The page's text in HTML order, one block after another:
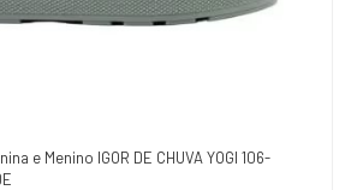
e Menino IGOR DE CHUVA YOGI 106-